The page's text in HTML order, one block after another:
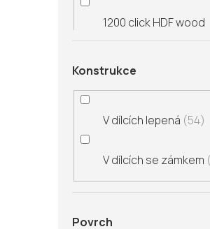
1200 click HDF wood
XXL
1200 stone XL 4
1200 click wood XL 8
Konstrukce
V dílcích lepená 54
V dílcích se zámkem
Povrch